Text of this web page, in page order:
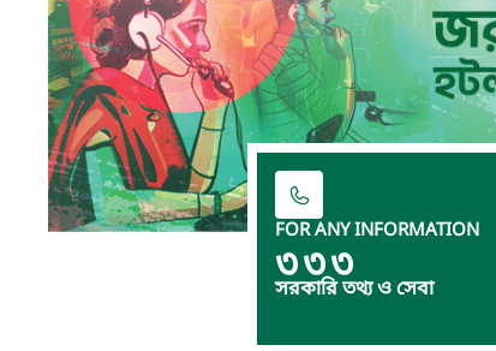
FOR ANY INFORMATION
৩৩৩
সরকারি তথ্য ও সেবা